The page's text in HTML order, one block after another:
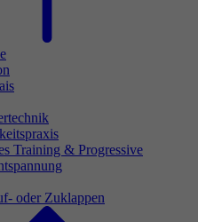
Training & Progressive
oder Zuklappen